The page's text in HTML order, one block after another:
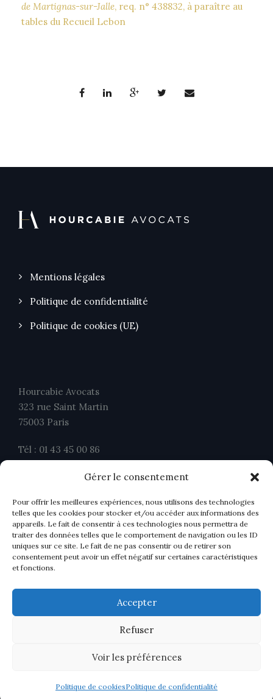
Gérer le consentement
Pour offrir les meilleures expériences, nous utilisons des technologies
telles que les cookies pour stocker et/ou accéder aux informations des
appareils. Le fait de consentir à ces technologies nous permettra de
traiter des données telles que le comportement de navigation ou les ID
uniques sur ce site. Le fait de ne pas consentir ou de retirer son
consentement peut avoir un effet négatif sur certaines caractéristiques
et fonctions.
Accepter
Refuser
Voir les préférences
Politique de cookiesPolitique de confidentialité
de Martignas-sur-Jalle, req. n° 438832, à paraître au
tables du Recueil Lebon
Mentions légales
Politique de confidentialité
Politique de cookies (UE)
Hourcabie Avocats
323 rue Saint Martin
75003 Paris
Tél : 01 43 45 00 86
contact@ahavocats.fr